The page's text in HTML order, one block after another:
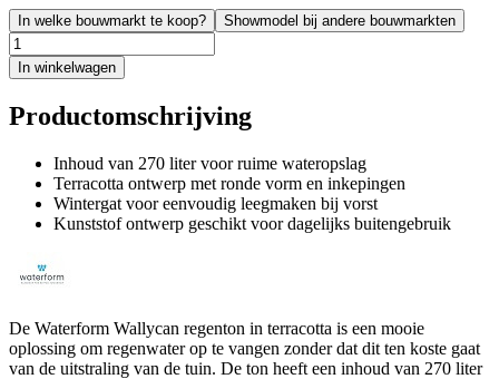
In welke bouwmarkt te koop? Showmodel bij andere bouwmarkten
In winkelwagen
Productomschrijving
Inhoud van 270 liter voor ruime wateropslag
Terracotta ontwerp met ronde vorm en inkepingen
Wintergat voor eenvoudig leegmaken bij vorst
Kunststof ontwerp geschikt voor dagelijks buitengebruik
De Waterform Wallycan regenton in terracotta is een mooie
oplossing om regenwater op te vangen zonder dat dit ten koste gaat
van de uitstraling van de tuin. De ton heeft een inhoud van 270 liter